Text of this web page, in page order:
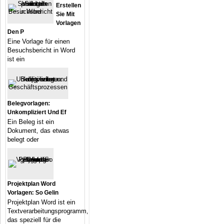
Erstellen
Sie Mit
Vorlagen
Den P
Eine Vorlage für einen
Besuchsbericht in Word
ist ein
Belegvorlagen:
Unkompliziert Und Ef
Ein Beleg ist ein
Dokument, das etwas
belegt oder
Projektplan Word
Vorlagen: So Gelin
Projektplan Word ist ein
Textverarbeitungsprogramm,
das speziell für die